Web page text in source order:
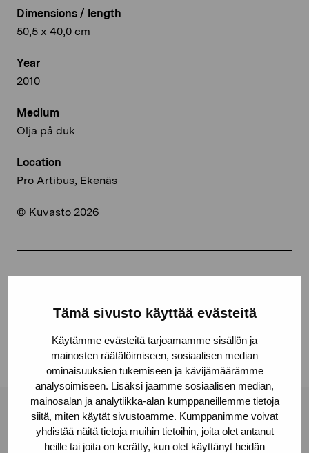
Tämä sivusto käyttää evästeitä
Käytämme evästeitä tarjoamamme sisällön ja
mainosten räätälöimiseen, sosiaalisen median
ominaisuuksien tukemiseen ja kävijämäärämme
analysoimiseen. Lisäksi jaamme sosiaalisen median,
mainosalan ja analytiikka-alan kumppaneillemme tietoja
siitä, miten käytät sivustoamme. Kumppanimme voivat
yhdistää näitä tietoja muihin tietoihin, joita olet antanut
heille tai joita on kerätty, kun olet käyttänyt heidän
Dimensions / length
50,5 x 40,0 cm
Year
2010
Medium
Olja på duk
Location
Pro Artibus, Ekenäs
© Kuvasto 2026
Facebook
Pro Artibus Foundation